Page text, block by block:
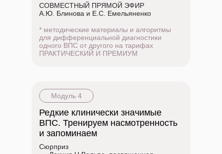
СОВМЕСТНЫЙ ПРЯМОЙ ЭФИР
А.Ю. Блинова и Е.С. Емельяненко
* методические материалы и алгоритмы
для дифференциальной диагностики
одного ВПС от другого на тарифах
ПРАКТИЧЕСКИЙ И ПРЕМИУМ
Модуль 4
Сюрприз
Редкие клинически значимые
ВПС. Тренируем насмотренность
и запоминаем